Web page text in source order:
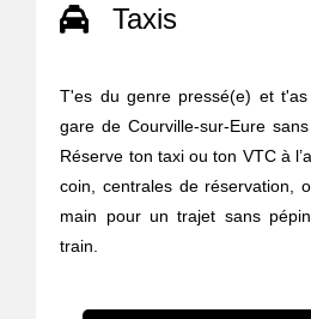
Taxis
T'es du genre pressé(e) et
gare de Courville-sur-Eure
Réserve ton taxi ou ton VTC à
coin, centrales de réservation,
main pour un trajet sans
train.